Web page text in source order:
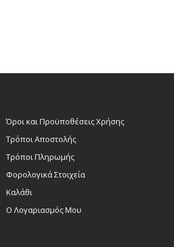
Όροι και Προϋποθέσεις Χρήσης
Τρόποι Αποστολής
Τρόποι Πληρωμής
Φορολογικά Στοιχεία
Καλάθι
Ο Λογαριασμός Μου